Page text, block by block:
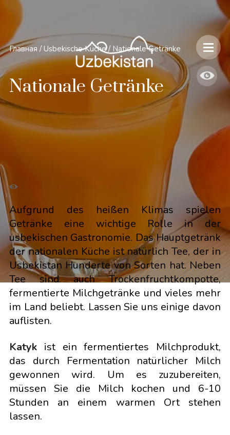
Главная / Usbekische Küche / Nationale Getränke
Nationale Getränke
Aufgrund des heißen Klimas spielen
Getränke eine wichtige Rolle in der
usbekischen Gastronomie. Das Hauptgetränk
der nationalen Küche ist natürlich Tee, der in
Usbekistan Hunderte von Sorten hat. Neben
Tee sind auch Trockenfruchtkompotte,
fermentierte Milchgetränke und vieles mehr
im Land beliebt. Lassen Sie uns einige davon
auflisten.
Katyk ist ein fermentiertes Milchprodukt,
das durch Fermentation natürlicher Milch
gewonnen wird. Um es zuzubereiten,
müssen Sie die Milch kochen und 6-10
Stunden an einem warmen Ort stehen
lassen.